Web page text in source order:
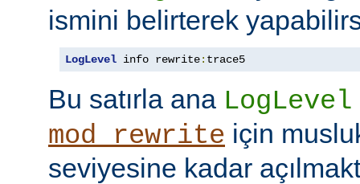
ismini belirterek
LogLevel info rewrite: trace5
Bu satırla ana LogLevel
mod_rewrite için
seviyesine kadar